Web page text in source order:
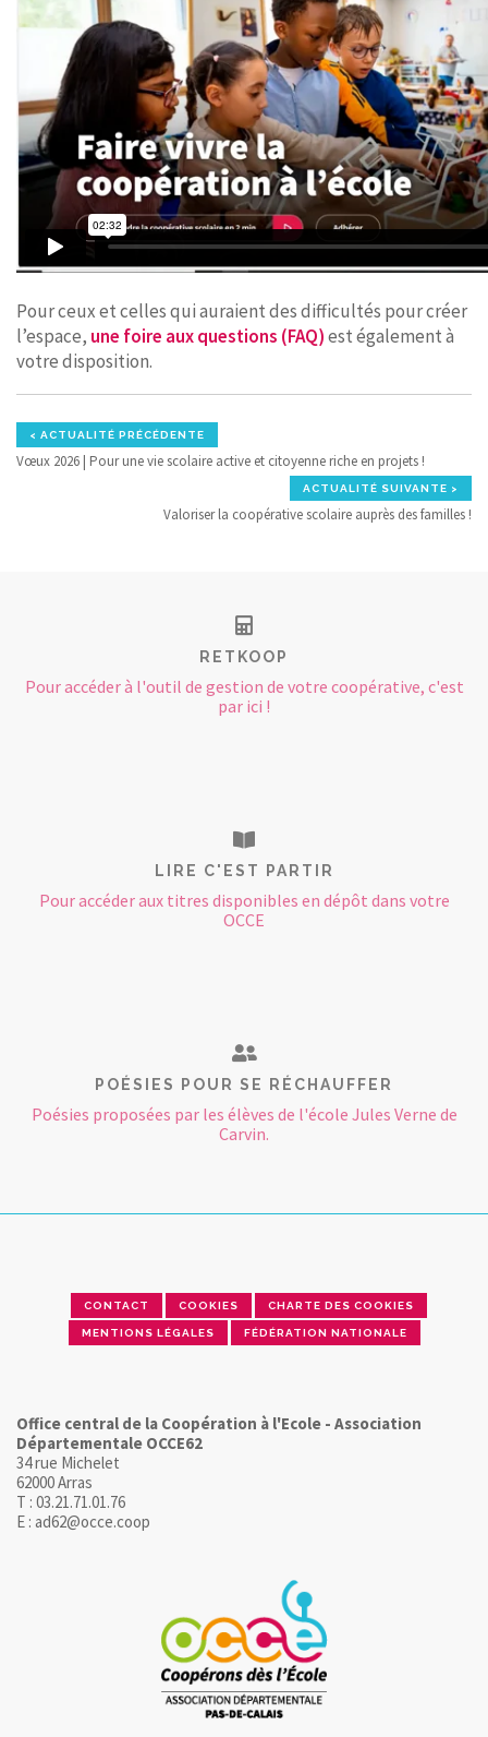
Pour ceux et celles qui auraient des difficultés pour créer
l’espace, une foire aux questions (FAQ)est également à
votre disposition.
< ACTUALITÉ PRÉCÉDENTE
Vœux 2026 | Pour une vie scolaire active et citoyenne riche en projets !
ACTUALITÉ SUIVANTE >
Valoriser la coopérative scolaire auprès des familles !
RETKOOP
Pour accéder à l'outil de gestion de votre coopérative, c'est
par ici !
LIRE C'EST PARTIR
Pour accéder aux titres disponibles en dépôt dans votre
OCCE
POÉSIES POUR SE RÉCHAUFFER
Poésies proposées par les élèves de l'école Jules Verne de
Carvin.
CONTACT COOKIES CHARTE DES COOKIES
MENTIONS LÉGALES FÉDÉRATION NATIONALE
Office central de la Coopération à l'Ecole - Association
Départementale OCCE62
34 rue Michelet
62000 Arras
T : 03.21.71.01.76
E : ad62@occe.coop